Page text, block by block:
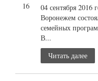
16
04 сентября 2016
Воронежем
семейных
В...
Читать далее